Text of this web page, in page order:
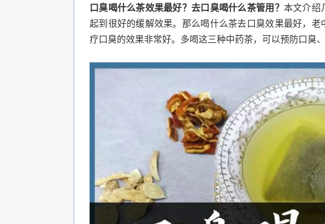
口臭喝什么茶效果最好？去口臭喝什么茶管用？ 本文介绍
起到很好的缓解效果。那么喝什么茶去口臭效果最好，
疗口臭的效果非常好。多喝这三种中药茶，可以预防口臭